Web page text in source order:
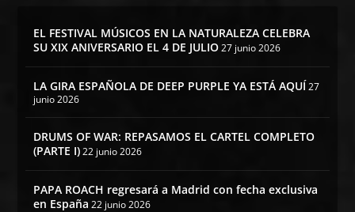
EL FESTIVAL MÚSICOS EN LA NATURALEZA CELEBRA
SU XIX ANIVERSARIO EL 4 DE JULIO 27 junio 2026
LA GIRA ESPAÑOLA DE DEEP PURPLE YA ESTÁ AQUÍ27
junio 2026
DRUMS OF WAR: REPASAMOS EL CARTEL COMPLETO
(PARTE I) 22 junio 2026
PAPA ROACH regresará a Madrid con fecha exclusiva
en España 22 junio 2026